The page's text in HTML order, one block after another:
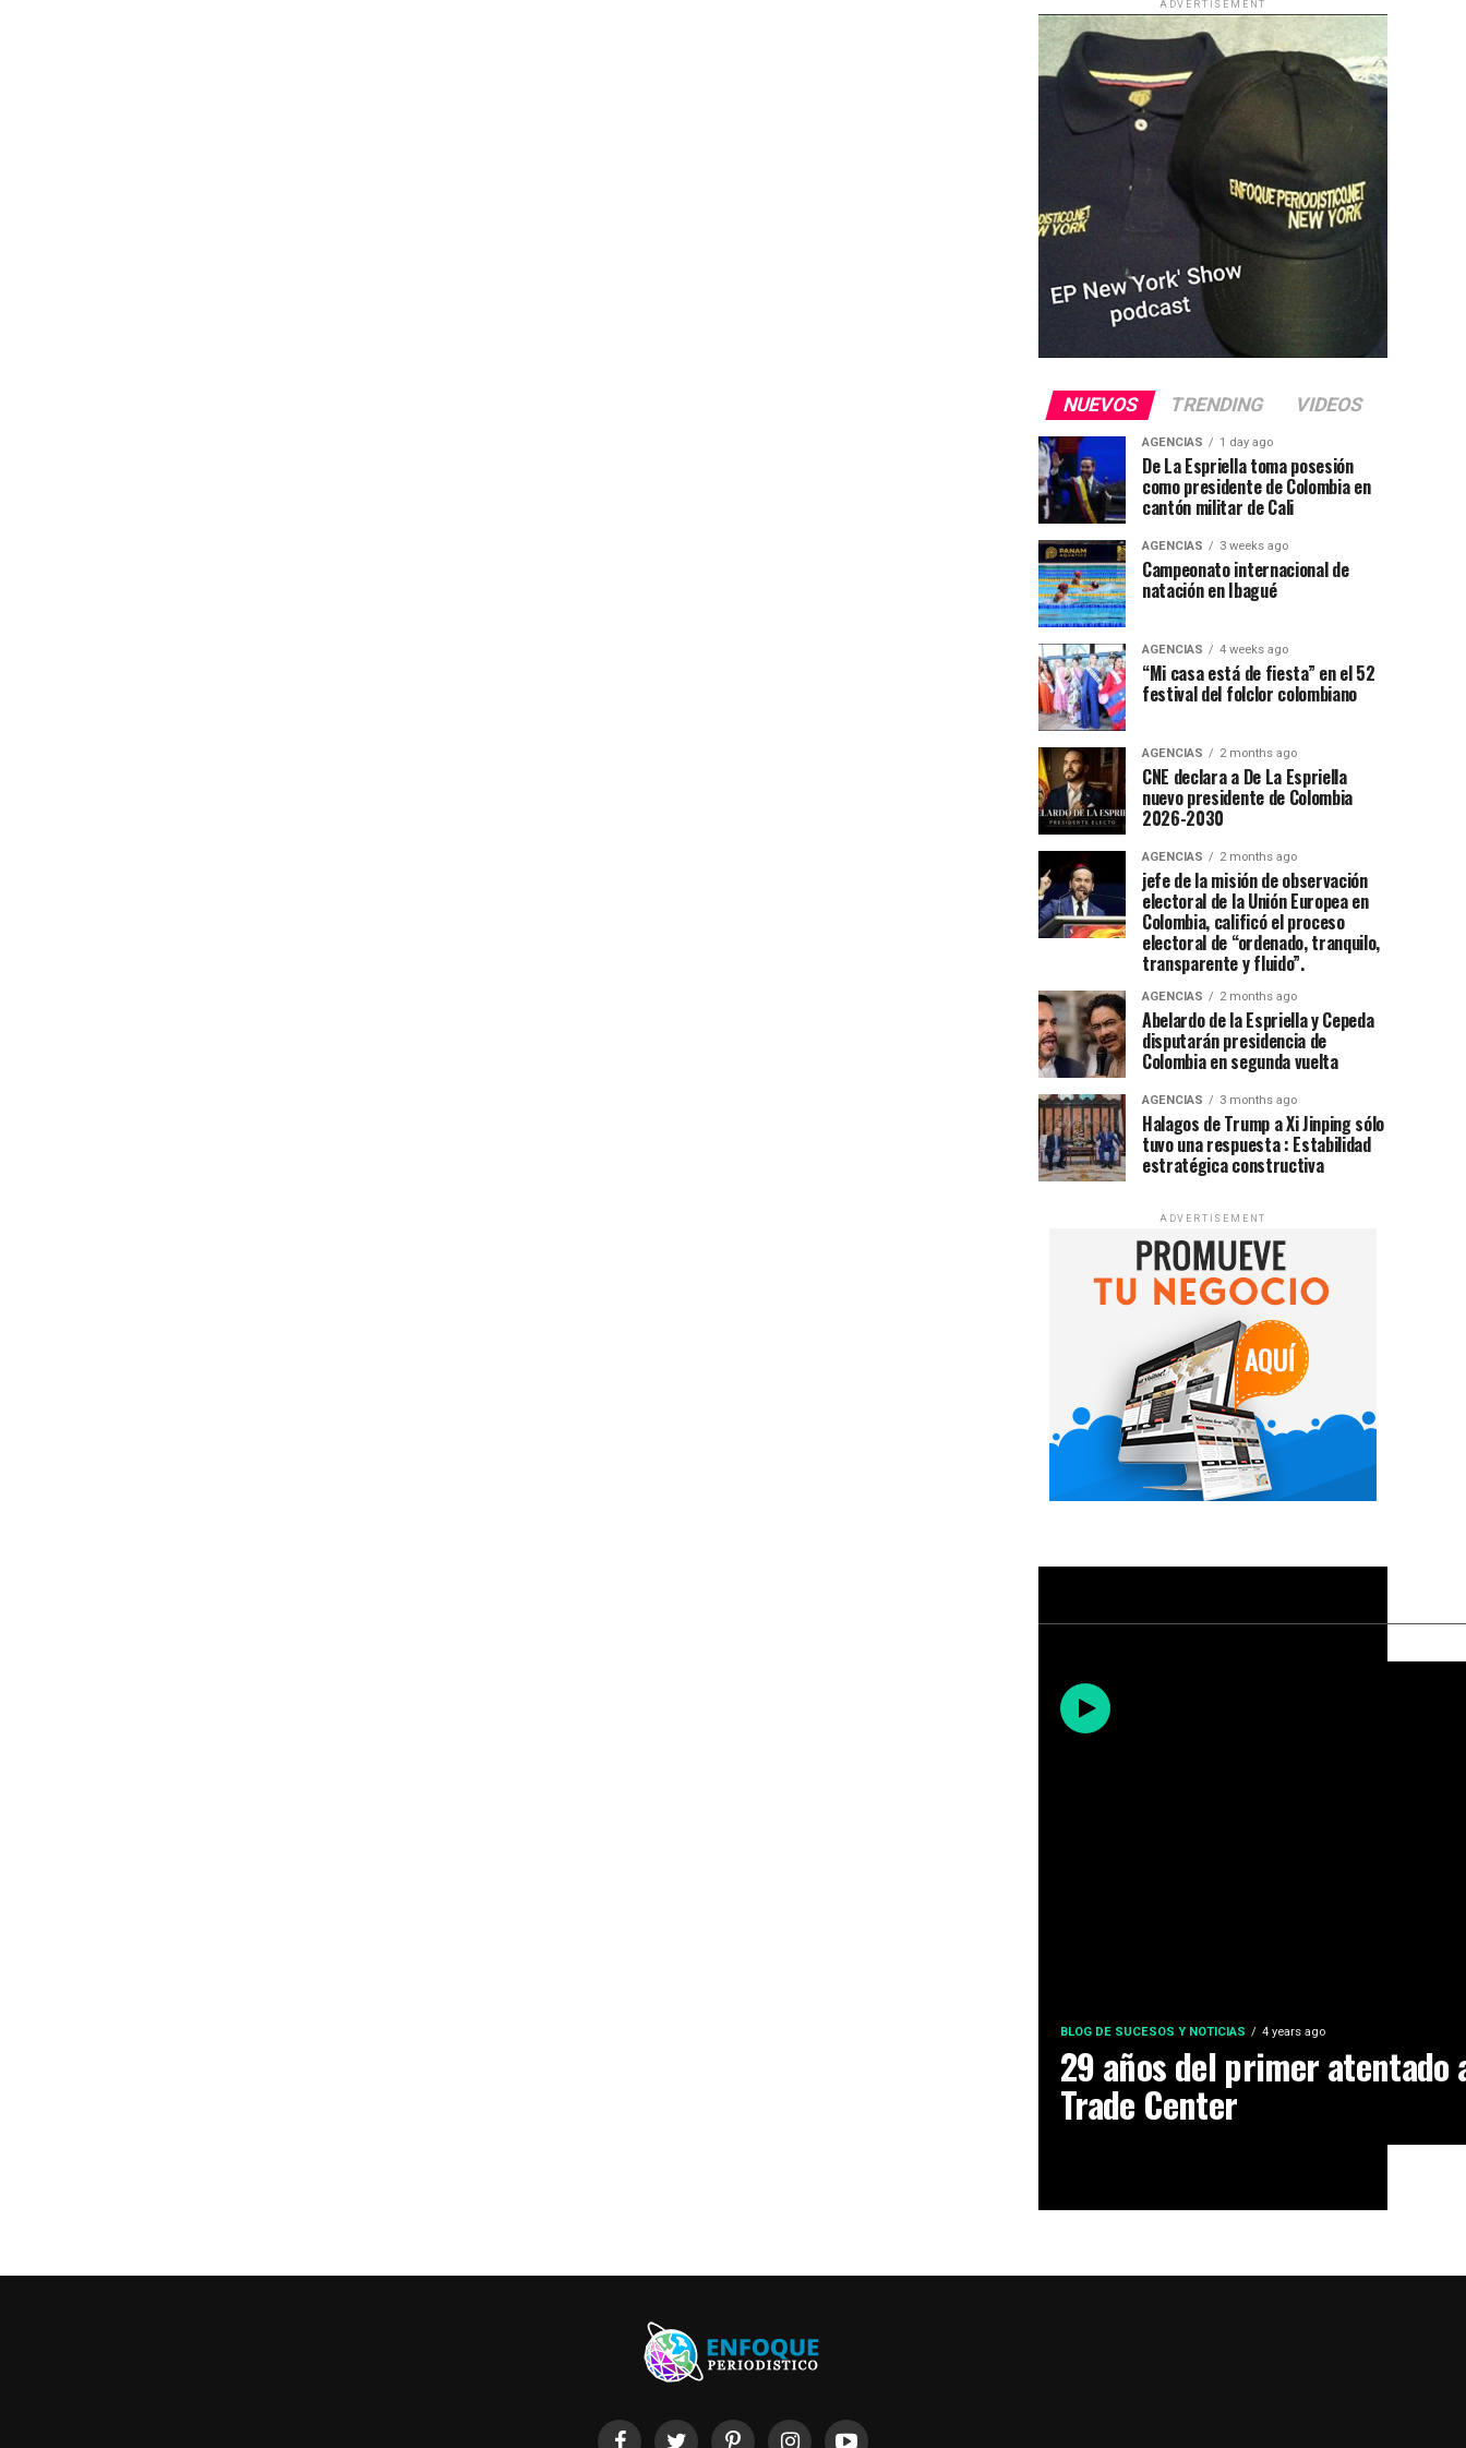
ADVERTISEMENT
NUEVOS TRENDING VIDEOS
AGENCIAS 1 day ago
De La Espriella toma posesión
como presidente de Colombia en
cantón militar de Cali
AGENCIAS 3 weeks ago
Campeonato internacional de
natación en Ibagué
AGENCIAS 4 weeks ago
“Mi casa está de fiesta” en el 52
festival del folclor colombiano
AGENCIAS 2 months ago
CNE declara a De La Espriella
nuevo presidente de Colombia
2026-2030
AGENCIAS 2 months ago
jefe de la misión de observación
electoral de la Unión Europea en
Colombia, calificó el proceso
electoral de “ordenado, tranquilo,
transparente y fluido”.
AGENCIAS 2 months ago
Abelardo de la Espriella y Cepeda
disputarán presidencia de
Colombia en segunda vuelta
AGENCIAS 3 months ago
Halagos de Trump a Xi Jinping sólo
tuvo una respuesta : Estabilidad
estratégica constructiva
ADVERTISEMENT
BLOG DE SUCESOS Y NOTICIAS 4 years ago
29 años del primer atentado
Trade Center